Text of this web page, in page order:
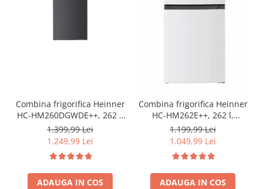
Combina frigorifica Heinner
HC-HM260DGWDE++, 262 l,
Clasa E, Dozator de apa,
Control electronic cu
termostat ajustabil, Lumina
cm, Gri antracit texturat
1.399,99 Lei
1.249,99 Lei
ADAUGA IN COS
Combina frigorifica Heinner
HC-HM262E++, 262 l,
Control electronic,
Iluminare LED, Usi
reversibile, Clasa E, H 180
cm, Alb
1.199,99 Lei
1.049,99 Lei
ADAUGA IN COS